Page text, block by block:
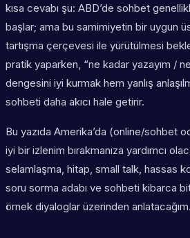
kısa cevabı şu: ABD’de sohbet
başlar; ama bu samimiyetin bir uygun
tartışma çerçevesi ile yürütülmesi
pratik yaparken, “ne kadar yazayım /
dengesini iyi kurmak hem yanlış
sohbeti daha akıcı hale getirir.
Bu yazıda Amerika’da (online/sohbet
iyi bir izlenim bırakmanıza yardımcı
selamlaşma, hitap, small talk, hassas
soru sorma adabı ve sohbeti kibarca
örnek diyaloglar üzerinden anlatacağım.